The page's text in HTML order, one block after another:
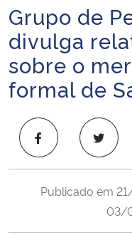
Ministério da Infraestrutura
Ministério da Agricultura,
Ministério da Educação
Ministério da Cidadania
Ministério da Saúde
Ministério de Minas e Energia
Início do conteúdo
Grupo de
divulga
sobre o
formal de
Publicado em
03/